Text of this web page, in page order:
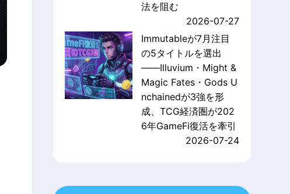
法を阻む
2026-07-27
Immutableが7月注目
の5タイトルを選出
——Illuvium・Might &
Magic Fates・Gods U
nchainedが3強を形
成、TCG経済圏が202
6年GameFi復活を牽引
2026-07-24